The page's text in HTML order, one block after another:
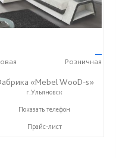
—
Розничная
«Mebel WooD-s»
г.Ульяновск
+7 (906) 140-08-08
Показать телефон
Прайс-лист